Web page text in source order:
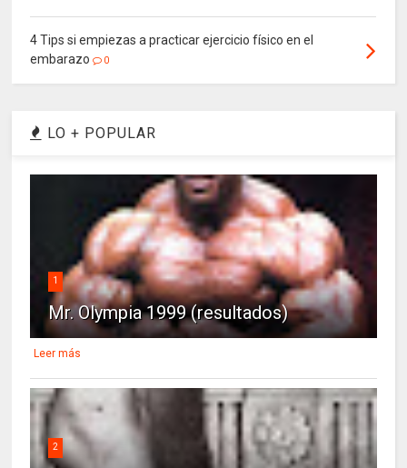
4 Tips si empiezas a practicar ejercicio físico en el
embarazo
0
LO + POPULAR
1
Mr. Olympia 1999 (resultados)
Leer más
2